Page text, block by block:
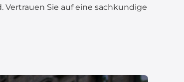
Sie auf eine sachkundige